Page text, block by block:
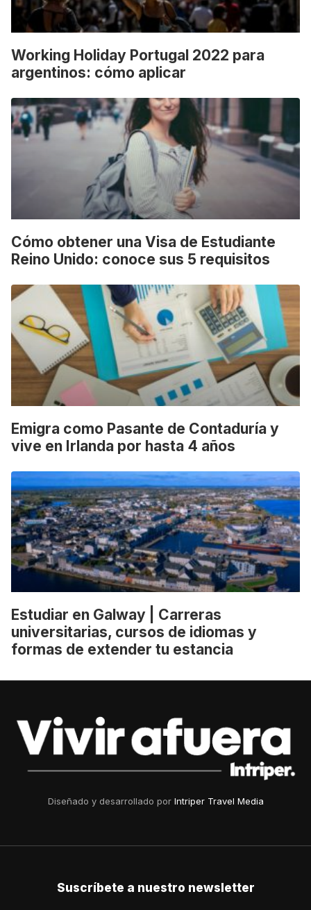
Working Holiday Portugal 2022 para
argentinos: cómo aplicar
Cómo obtener una Visa de Estudiante
Reino Unido: conoce sus 5 requisitos
Emigra como Pasante de Contaduría y
vive en Irlanda por hasta 4 años
Estudiar en Galway | Carreras
universitarias, cursos de idiomas y
formas de extender tu estancia
Diseñado y desarrollado por Intriper Travel Media
Suscríbete a nuestro newsletter